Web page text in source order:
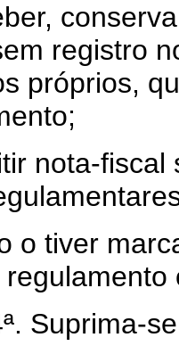
registro
próprios,
nota-
o tiver
Suprima-